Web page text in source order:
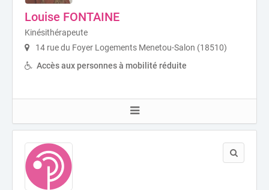
Louise FONTAINE
Kinésithérapeute
14 rue du Foyer Logements Menetou-Salon (18510)
Accès aux personnes à mobilité réduite